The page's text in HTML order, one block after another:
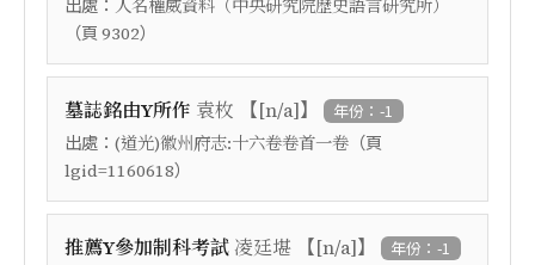
人名權威資料（中央研究院歷史語言研究所）
（頁 9302）
墓誌銘由Y所作 袁枚 【[n/a]】 年份：-1
出處： (道光)徽州府志:十六卷卷首一卷 （頁
lgid=1160618）
推薦Y參加制科考試凌廷堪 【[n/a]】 年份：-1